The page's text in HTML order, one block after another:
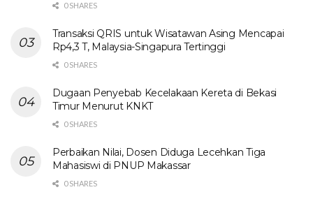
0 SHARES
Transaksi QRIS untuk Wisatawan Asing Mencapai
Rp4,3 T, Malaysia-Singapura Tertinggi
0 SHARES
Dugaan Penyebab Kecelakaan Kereta di Bekasi
Timur Menurut KNKT
0 SHARES
Perbaikan Nilai, Dosen Diduga Lecehkan Tiga
Mahasiswi di PNUP Makassar
0 SHARES